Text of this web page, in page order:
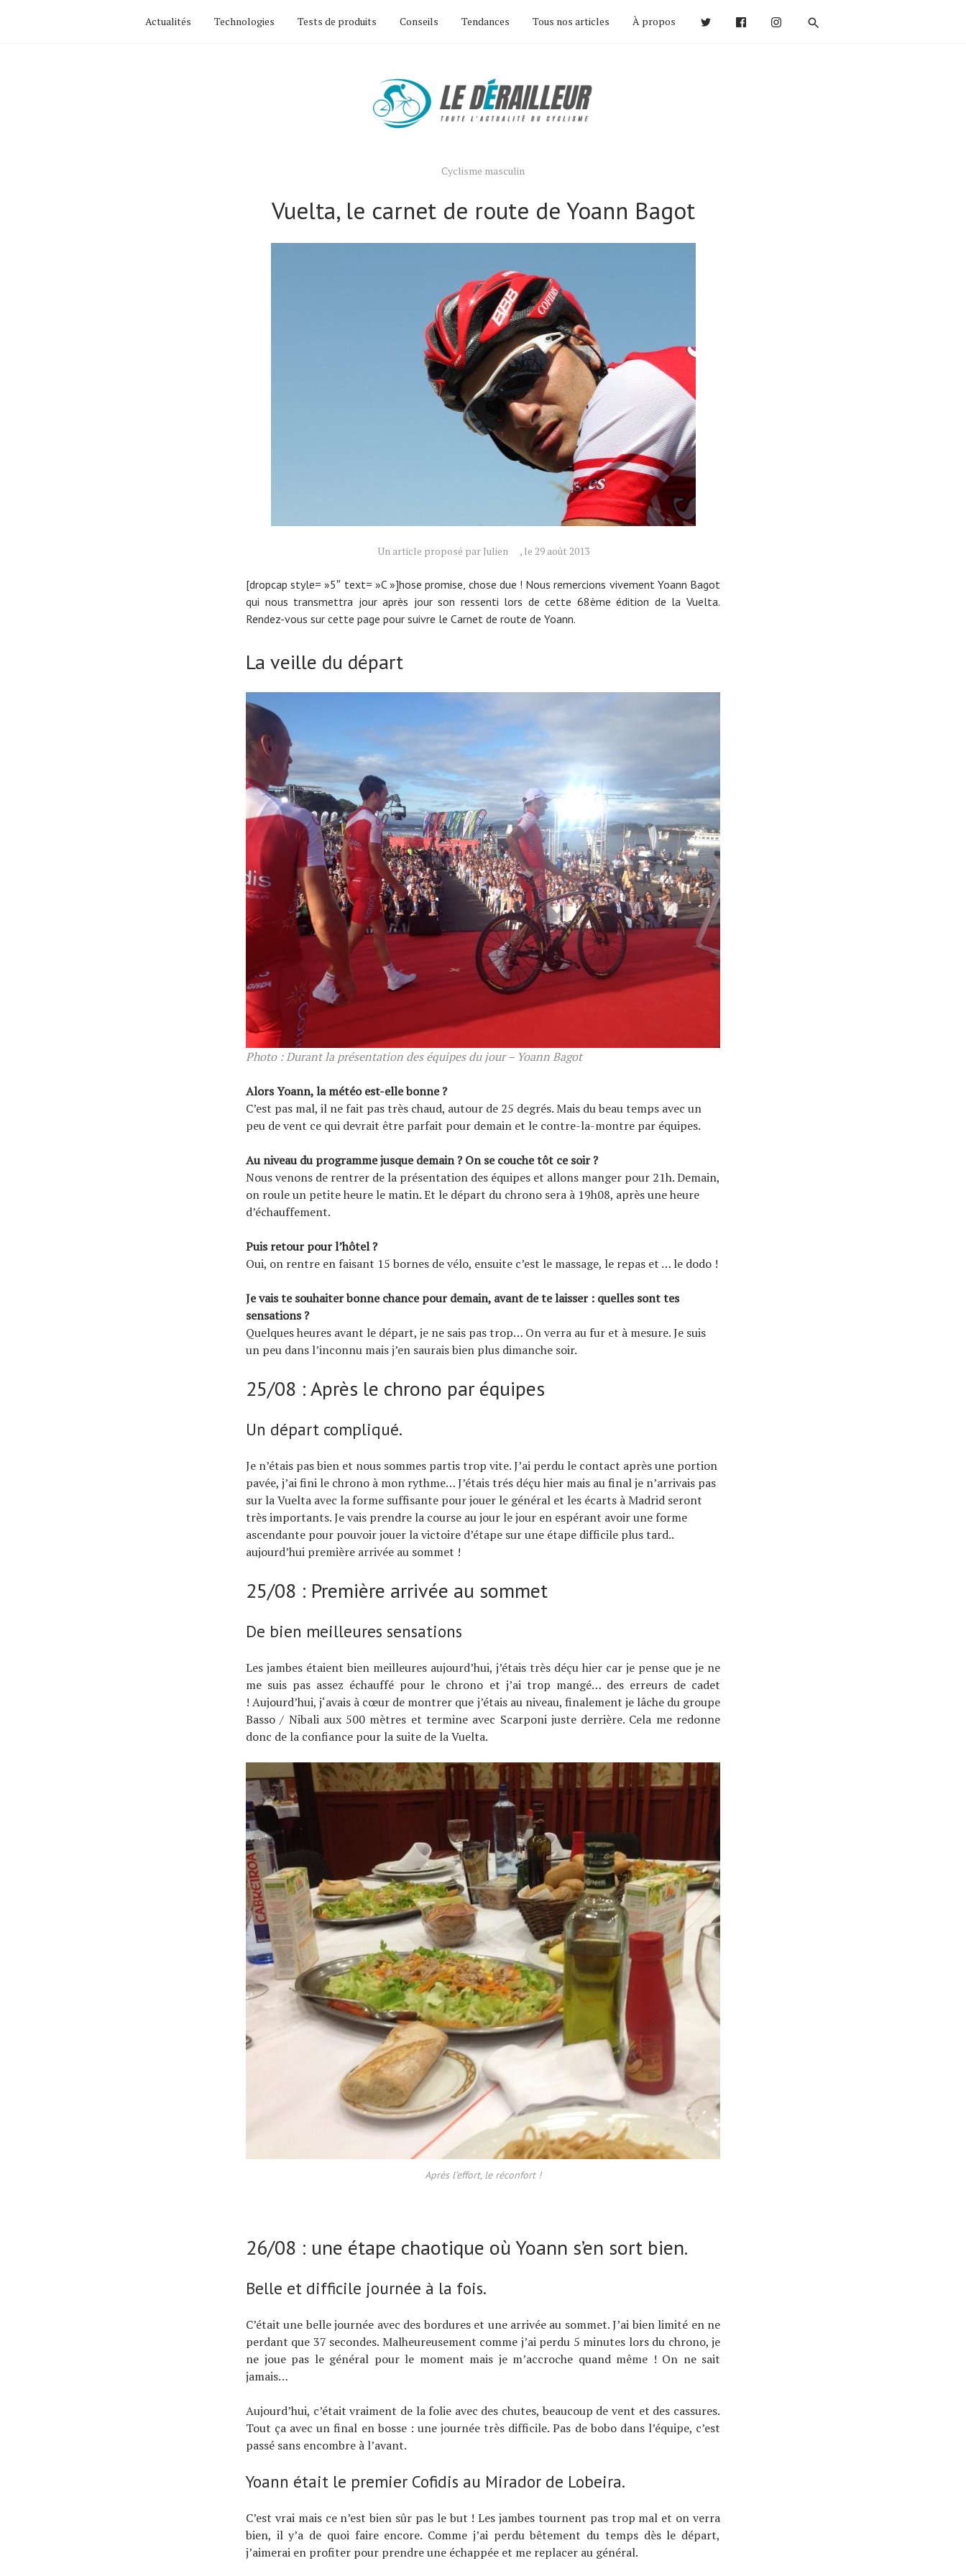
Actualités Technologies Tests de produits Conseils Tendances Tous nos articles À propos
Cyclisme masculin
Vuelta, le carnet de route de Yoann Bagot
Un article proposé par Julien , le 29 août 2013
[dropcap style= »5″ text= »C »]hose promise, chose due ! Nous remercions vivement Yoann Bagot
qui nous transmettra jour après jour son ressenti lors de cette 68ème édition de la Vuelta.
Rendez-vous sur cette page pour suivre le Carnet de route de Yoann.
La veille du départ
Photo : Durant la présentation des équipes du jour – Yoann Bagot
Alors Yoann, la météo est-elle bonne ?
C’est pas mal, il ne fait pas très chaud, autour de 25 degrés. Mais du beau temps avec un
peu de vent ce qui devrait être parfait pour demain et le contre-la-montre par équipes.
Au niveau du programme jusque demain ? On se couche tôt ce soir ?
Nous venons de rentrer de la présentation des équipes et allons manger pour 21h. Demain,
on roule un petite heure le matin. Et le départ du chrono sera à 19h08, après une heure
d’échauffement.
Puis retour pour l’hôtel ?
Oui, on rentre en faisant 15 bornes de vélo, ensuite c’est le massage, le repas et … le dodo !
Je vais te souhaiter bonne chance pour demain, avant de te laisser : quelles sont tes
sensations ?
Quelques heures avant le départ, je ne sais pas trop… On verra au fur et à mesure. Je suis
un peu dans l’inconnu mais j’en saurais bien plus dimanche soir.
25/08 : Après le chrono par équipes
Un départ compliqué.
Je n’étais pas bien et nous sommes partis trop vite. J’ai perdu le contact après une portion
pavée, j’ai fini le chrono à mon rythme… J’étais trés déçu hier mais au final je n’arrivais pas
sur la Vuelta avec la forme suffisante pour jouer le général et les écarts à Madrid seront
très importants. Je vais prendre la course au jour le jour en espérant avoir une forme
ascendante pour pouvoir jouer la victoire d’étape sur une étape difficile plus tard..
aujourd’hui première arrivée au sommet !
25/08 : Première arrivée au sommet
De bien meilleures sensations
Les jambes étaient bien meilleures aujourd’hui, j’étais très déçu hier car je pense que je ne
me suis pas assez échauffé pour le chrono et j’ai trop mangé… des erreurs de cadet
!Aujourd’hui, j‘avais à cœur de montrer que j’étais au niveau, finalement je lâche du groupe
Basso / Nibali aux 500 mètres et termine avec Scarponi juste derrière. Cela me redonne
donc de la confiance pour la suite de la Vuelta.
Après l’effort, le réconfort !
26/08 : une étape chaotique où Yoann s’en sort bien.
Belle et difficile journée à la fois.
C’était une belle journée avec des bordures et une arrivée au sommet. J’ai bien limité en ne
perdant que 37 secondes. Malheureusement comme j’ai perdu 5 minutes lors du chrono, je
ne joue pas le général pour le moment mais je m’accroche quand même ! On ne sait
jamais…
Aujourd’hui, c’était vraiment de la folie avec des chutes, beaucoup de vent et des cassures.
Tout ça avec un final en bosse : une journée très difficile. Pas de bobo dans l’équipe, c’est
passé sans encombre à l’avant.
Yoann était le premier Cofidis au Mirador de Lobeira.
C’est vrai mais ce n’est bien sûr pas le but ! Les jambes tournent pas trop mal et on verra
bien, il y’a de quoi faire encore. Comme j’ai perdu bêtement du temps dès le départ,
j’aimerai en profiter pour prendre une échappée et me replacer au général.